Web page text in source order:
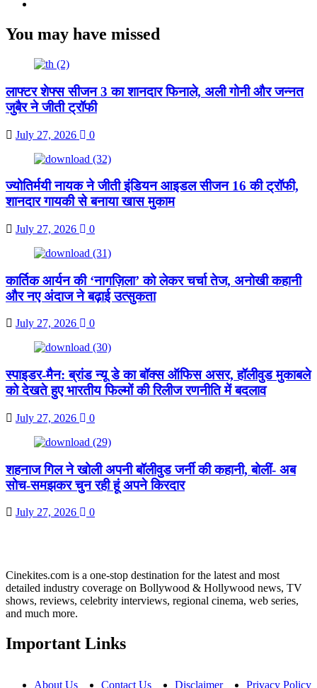
You may have missed
लाफ्टर शेफ्स सीजन 3 का शानदार फिनाले, अली गोनी और जन्नत
जुबैर ने जीती ट्रॉफी
July 27, 2026 0
ज्योतिर्मयी नायक ने जीती इंडियन आइडल सीजन 16 की ट्रॉफी,
शानदार गायकी से बनाया खास मुकाम
July 27, 2026 0
कार्तिक आर्यन की ‘नागज़िला’ को लेकर चर्चा तेज, अनोखी कहानी
और नए अंदाज ने बढ़ाई उत्सुकता
July 27, 2026 0
स्पाइडर-मैन: ब्रांड न्यू डे का बॉक्स ऑफिस असर, हॉलीवुड मुकाबले
को देखते हुए भारतीय फिल्मों की रिलीज रणनीति में बदलाव
July 27, 2026 0
शहनाज गिल ने खोली अपनी बॉलीवुड जर्नी की कहानी, बोलीं- अब
सोच-समझकर चुन रही हूं अपने किरदार
July 27, 2026 0
Cinekites.com is a one-stop destination for the latest and most
detailed industry coverage on Bollywood & Hollywood news, TV
shows, reviews, celebrity interviews, regional cinema, web series,
and much more.
Important Links
About Us Contact Us Disclaimer Privacy Policy